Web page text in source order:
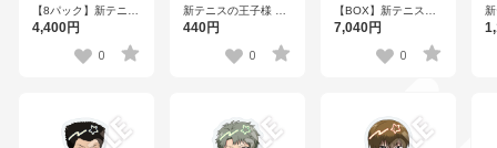
【8パック】新テニス
の王子様 フレフレン
Vol.8（1パック2枚入
り） 全16種
4,400円
0
新テニスの王子様 フ
レフレンズ缶バッジ
440円
0
【BOX】新テニスの
王子様 フレフレンズ
7,040円
0